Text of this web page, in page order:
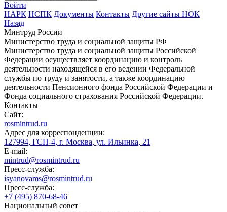
Войти
НАРК НСПК Документы Контакты Другие сайты НОК
Назад
Минтруд России
Министерство труда и социальной защиты РФ
Министерство труда и социальной защиты Российской
Федерации осуществляет координацию и контроль
деятельности находящейся в его ведении Федеральной
службы по труду и занятости, а также координацию
деятельности Пенсионного фонда Российской Федерации и
Фонда социального страхования Российской Федерации.
Контакты
Сайт:
rosmintrud.ru
Адрес для корреспонденции:
127994, ГСП-4, г. Москва, ул. Ильинка, 21
E-mail:
mintrud@rosmintrud.ru
Пресс-служба:
isyanovams@rosmintrud.ru
Пресс-служба:
+7 (495) 870-68-46
Национальный совет